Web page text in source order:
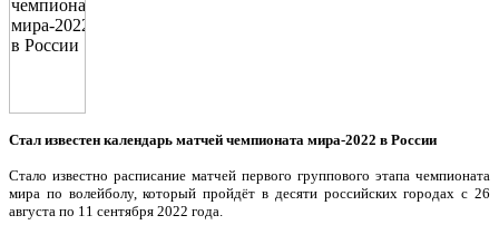
Стал известен календарь матчей чемпионата мира-2022 в России
Стало известно расписание матчей первого группового этапа чемпионата
мира по волейболу, который пройдёт в десяти российских городах с 26
августа по 11 сентября 2022 года.